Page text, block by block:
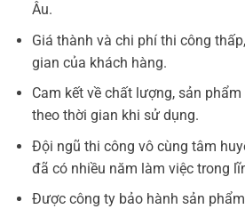
Âu.
Giá thành và chi phí thi công
gian của khách hàng.
Cam kết về chất lượng, sản
theo thời gian khi sử dụng.
Đội ngũ thi công vô cùng tâm
đã có nhiều năm làm việc trong
Được công ty bảo hành sản